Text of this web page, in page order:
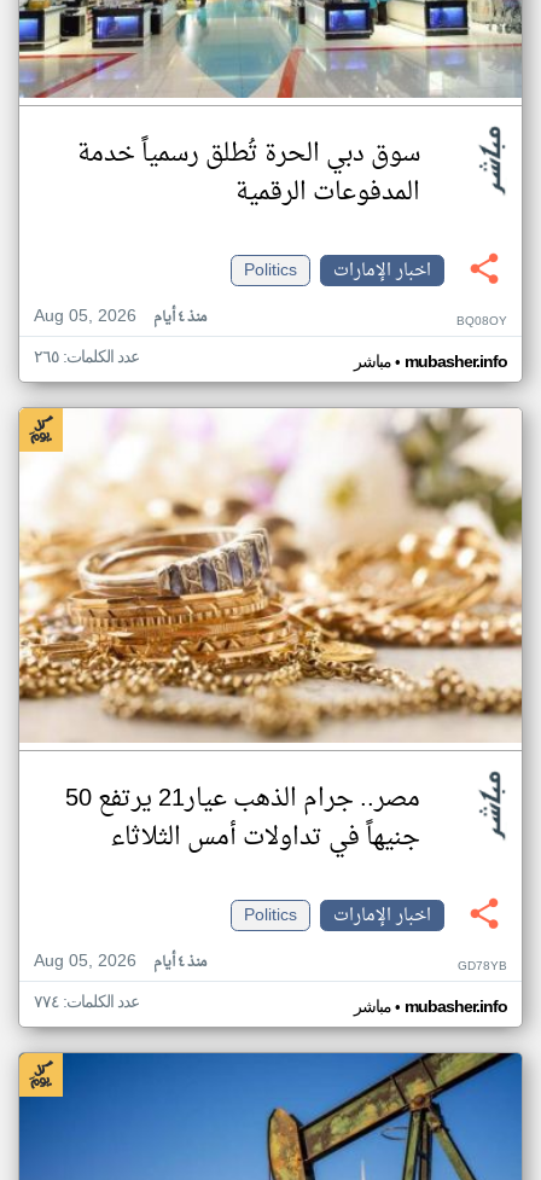
سوق دبي الحرة تُطلق رسمياً خدمة
المدفوعات الرقمية
اخبار الإمارات
Politics
Aug 05, 2026
منذ ٤ أيام BQ08OY
مباشر• mubasher.info عدد الكلمات: ٢٦٥
مصر.. جرام الذهب عيار21 يرتفع 50
جنيهاً في تداولات أمس الثلاثاء
اخبار الإمارات
Politics
Aug 05, 2026
منذ ٤ أيام GD78YB
مباشر• mubasher.info عدد الكلمات: ٧٧٤